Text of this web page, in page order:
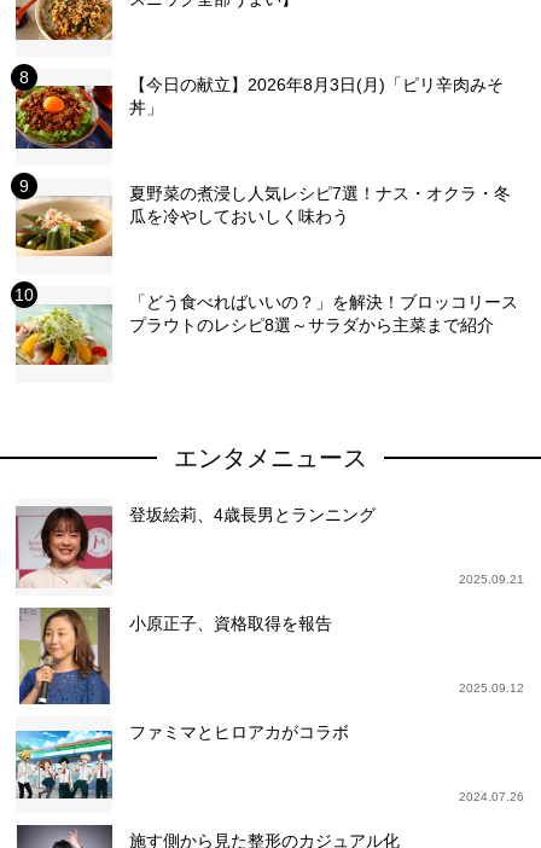
【今日の献立】2026年8月3日(月)「ピリ辛肉みそ
丼」
夏野菜の煮浸し人気レシピ7選！ナス・オクラ・冬
瓜を冷やしておいしく味わう
「どう食べればいいの？」を解決！ブロッコリース
プラウトのレシピ8選～サラダから主菜まで紹介
エンタメニュース
登坂絵莉、4歳長男とランニング
2025.09.21
小原正子、資格取得を報告
2025.09.12
ファミマとヒロアカがコラボ
2024.07.26
施す側から見た整形のカジュアル化